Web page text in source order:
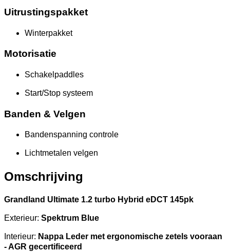
Uitrustingspakket
Winterpakket
Motorisatie
Schakelpaddles
Start/Stop systeem
Banden & Velgen
Bandenspanning controle
Lichtmetalen velgen
Omschrijving
Grandland Ultimate 1.2 turbo Hybrid eDCT 145pk
Exterieur: Spektrum Blue
Interieur: Nappa Leder met ergonomische zetels vooraan
- AGR gecertificeerd